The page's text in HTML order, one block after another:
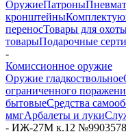
ОружиеПатроны
кронштейны
переносТовары для
товарыПодарочные
-
Комиссионное оружие
Оружие гладкоствольное
ограниченного
бытовыеСредства
ммгАрбалеты и луки
- ИЖ-27М к.12 №9903578